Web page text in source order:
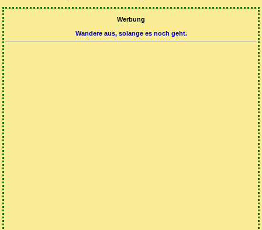
Werbung
Wandere aus, solange es noch geht.